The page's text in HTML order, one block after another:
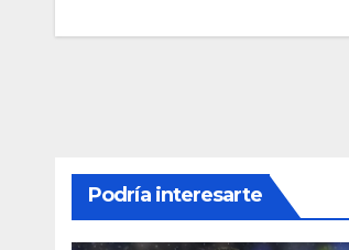
Podría interesarte